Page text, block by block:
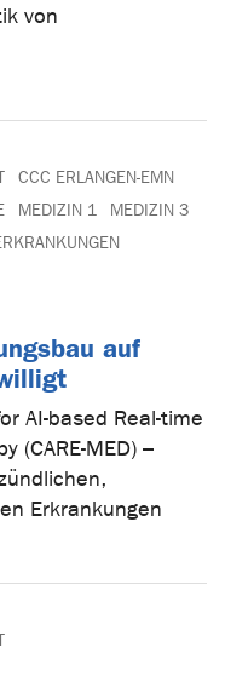
von
CCC ERLANGEN-EMN
MEDIZIN 1
MEDIZIN 3
auf
AI-based Real-time
(CARE-MED) –
Erkrankungen